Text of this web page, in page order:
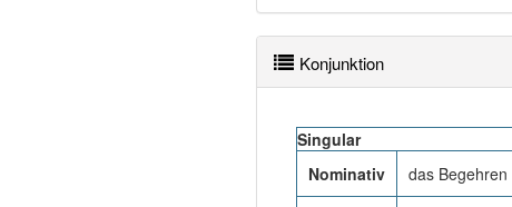
Konjunktion
Singular
Nominativ
das Begehren